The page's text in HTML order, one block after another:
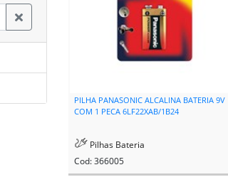
PILHA PANASONIC ALCALINA BATERIA 9V
COM 1 PECA 6LF22XAB/1B24
Pilhas Bateria
Cod: 366005